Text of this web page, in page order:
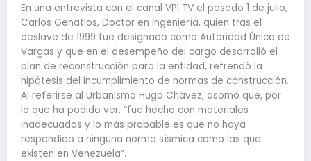
En una entrevista con el canal VPI TV el pasado 1 de julio,
Carlos Genatios, Doctor en Ingeniería, quien tras el
deslave de 1999 fue designado como Autoridad Única de
Vargas y que en el desempeño del cargo desarrolló el
plan de reconstrucción para la entidad, refrendó la
hipótesis del incumplimiento de normas de construcción.
Al referirse al Urbanismo Hugo Chávez, asomó que, por
lo que ha podido ver, “fue hecho con materiales
inadecuados y lo más probable es que no haya
respondido a ninguna norma sísmica como las que
existen en Venezuela”.